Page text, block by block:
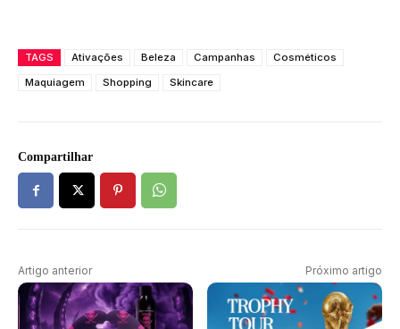
TAGS Ativações Beleza Campanhas
Cosméticos
Maquiagem
Shopping Skincare
Compartilhar
Artigo anterior Próximo artigo